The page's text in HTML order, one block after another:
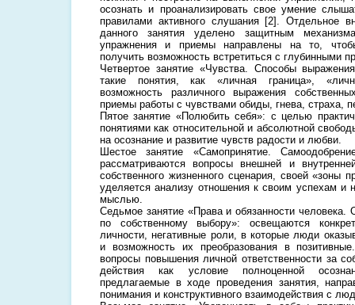
осознать и проанализировать свое умение
правилами активного слушания [2]. Отдельное
данного занятия уделено защитным
упражнения и приемы направлены на то,
получить возможность встретиться с глубинными
Четвертое занятие «Чувства. Способы
такие понятия, как «личная граница»,
возможность различного выражения
приемы работы с чувствами обиды, гнева, страха,
Пятое занятие «Полюбить себя»: с целью
понятиями как относительной и абсолютной
на осознание и развитие чувств радости и любви.
Шестое занятие «Самопринятие.
рассматриваются вопросы внешней и
собственного жизненного сценария, своей «зоны
уделяется анализу отношения к своим успехам и
мыслью.
Седьмое занятие «Права и обязанности
по собственному выбору»: освещаются
личности, негативные роли, в которые люди
и возможность их преобразования в
вопросы повышения личной ответственности за
действия как условие полноценной
предлагаемые в ходе проведения занятия,
понимания и конструктивного взаимодействия с